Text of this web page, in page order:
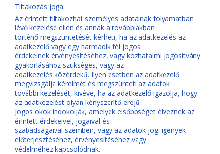
Tiltakozás joga:
Az érintett tiltakozhat személyes adatainak folyamatban
lévő kezelése ellen és annak a továbbiakban
történő megszüntetését kérheti, ha az adatkezelés az
adatkezelő vagy egy harmadik fél jogos
érdekeinek érvényesítéséhez, vagy közhatalmi jogosítvány
gyakorlásához szükséges, vagy az
adatkezelés közérdekű. Ilyen esetben az adatkezelő
megvizsgálja kérelmét és megszünteti az adatok
további kezelését, kivéve, ha az adatkezelő igazolja, hogy
az adatkezelést olyan kényszerítő erejű
jogos okok indokolják, amelyek elsőbbséget élveznek az
érintett érdekeivel, jogaival és
szabadságaival szemben, vagy az adatok jogi igények
előterjesztéséhez, érvényesítéséhez vagy
védelméhez kapcsolódnak.